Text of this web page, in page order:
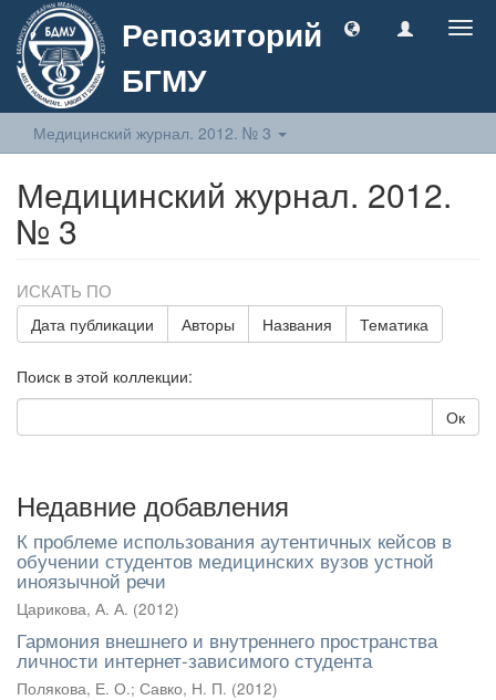
Репозиторий
БГМУ
Медицинский журнал. 2012. № 3
Медицинский журнал. 2012.
№ 3
ИСКАТЬ ПО
Дата публикации Авторы Названия Тематика
Поиск в этой коллекции:
Ок
Недавние добавления
К проблеме использования аутентичных кейсов в
обучении студентов медицинских вузов устной
иноязычной речи
Царикова, А. А. (2012)
Гармония внешнего и внутреннего пространства
личности интернет-зависимого студента
Полякова, Е. О.; Савко, Н. П. (2012)